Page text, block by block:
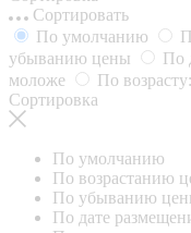
Сортировать
По умолчанию
убыванию цены
По
моложе
По
Сортировка
По умолчанию
По возрастанию
По убыванию
По дате